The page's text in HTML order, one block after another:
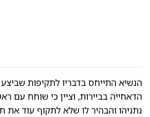
הנשיא התייחס בדבריו לתקיפות
הדאחייה בביירות, וציין כי שוחח עם
נתניהו והבהיר לו שלא לתקוף עוד את